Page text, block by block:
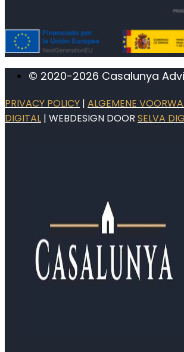
© 2020-2026 Casalunya
PRIVACY POLICY | ALGEMENE
DIGITAL | WEBDESIGN DOOR SELVA